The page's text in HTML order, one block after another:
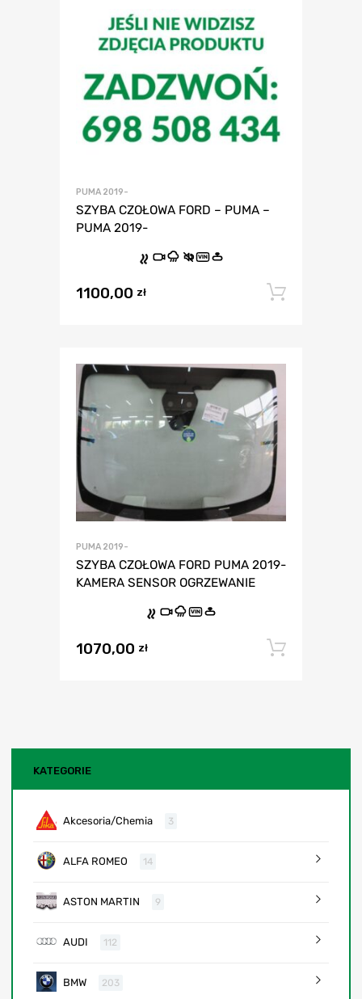
PUMA 2019-
SZYBA CZOŁOWA FORD – PUMA –
PUMA 2019-
VIN
1100,00 zł
PUMA 2019-
SZYBA CZOŁOWA FORD PUMA 2019-
KAMERA SENSOR OGRZEWANIE
VIN
1070,00 zł
KATEGORIE
Akcesoria/Chemia 3
ALFA ROMEO 14
ASTON MARTIN 9
AUDI 112
BMW 203